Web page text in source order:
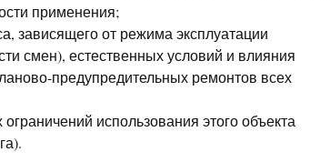
применения;
зависящего от режима эксплуатации
смен), естественных условий и влияния
предупредительных ремонтов всех
использования этого объекта